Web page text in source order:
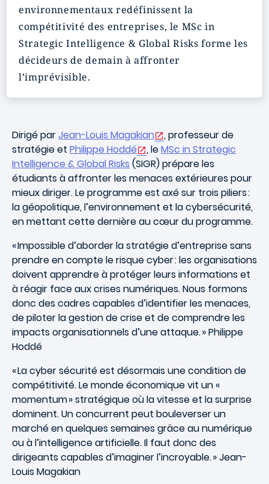
environnementaux redéfinissent la
compétitivité des entreprises, le MSc in
Strategic Intelligence & Global Risks forme les
décideurs de demain à affronter
l’imprévisible.
Dirigé parJean-Louis Magakian
, professeur de
stratégie et Philippe Hoddé , leMSc in Strategic
Intelligence & Global Risks (SIGR) prépare les
étudiants à affronter les menaces extérieures pour
mieux diriger. Le programme est axé sur trois piliers :
la géopolitique, l’environnement et la cybersécurité,
en mettant cette dernière au cœur du programme.
« Impossible d’aborder la stratégie d’entreprise sans
prendre en compte le risque cyber : les organisations
doivent apprendre à protéger leurs informations et
à réagir face aux crises numériques. Nous formons
donc des cadres capables d’identifier les menaces,
de piloter la gestion de crise et de comprendre les
impacts organisationnels d’une attaque. » Philippe
Hoddé
« La cyber sécurité est désormais une condition de
compétitivité. Le monde économique vit un «
momentum » stratégique où la vitesse et la surprise
dominent. Un concurrent peut bouleverser un
marché en quelques semaines grâce au numérique
ou à l’intelligence artificielle. Il faut donc des
dirigeants capables d’imaginer l’incroyable. » Jean-
Louis Magakian